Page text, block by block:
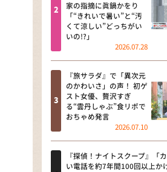
河合＆A.B.C-Z塚
「なんでやねん！
かえり）
DAIGOも台所 ～
にする？～
本日はダイアンな
朝だ！生です旅サ
教えて！ニュース
ミカタ
家の指摘に眞鍋かをり
「“きれいで暑い”と“汚
くて涼しい”どっちがい
いの!?」
2026.07.28
『旅サラダ』で「異次元
のかわいさ」の声！ 初ゲ
スト女優、贅沢すぎ
る“雲丹しゃぶ”食リポで
おちゃめ発言
2026.07.10
『探偵！ナイトスクープ』「
い電話を約7年間100回以上か